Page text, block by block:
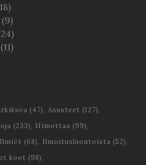
(9)
(11)
(47) Asusteet (127)
(233) Himottaa (99)
Ilmiöt (68) Ilmoitusluontoista (52)
koot (98)